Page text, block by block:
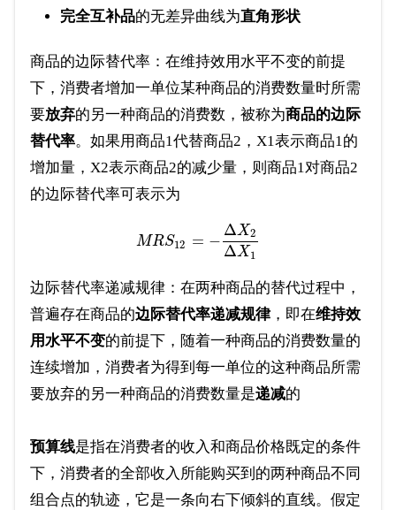
完全互补品的无差异曲线为直角形状
商品的边际替代率：在维持效用水平不变的前提
下，消费者增加一单位某种商品的消费数量时所需
要放弃的另一种商品的消费数，被称为商品的边际
替代率。如果用商品1代替商品2，X1表示商品1的
增加量，X2表示商品2的减少量，则商品1对商品2
的边际替代率可表示为
MRS12 = −
ΔX2
ΔX1
边际替代率递减规律：在两种商品的替代过程中，
普遍存在商品的边际替代率递减规律，即在维持效
用水平不变的前提下，随着一种商品的消费数量的
连续增加，消费者为得到每一单位的这种商品所需
要放弃的另一种商品的消费数量是递减的
预算线是指在消费者的收入和商品价格既定的条件
下，消费者的全部收入所能购买到的两种商品不同
组合点的轨迹，它是一条向右下倾斜的直线。假定